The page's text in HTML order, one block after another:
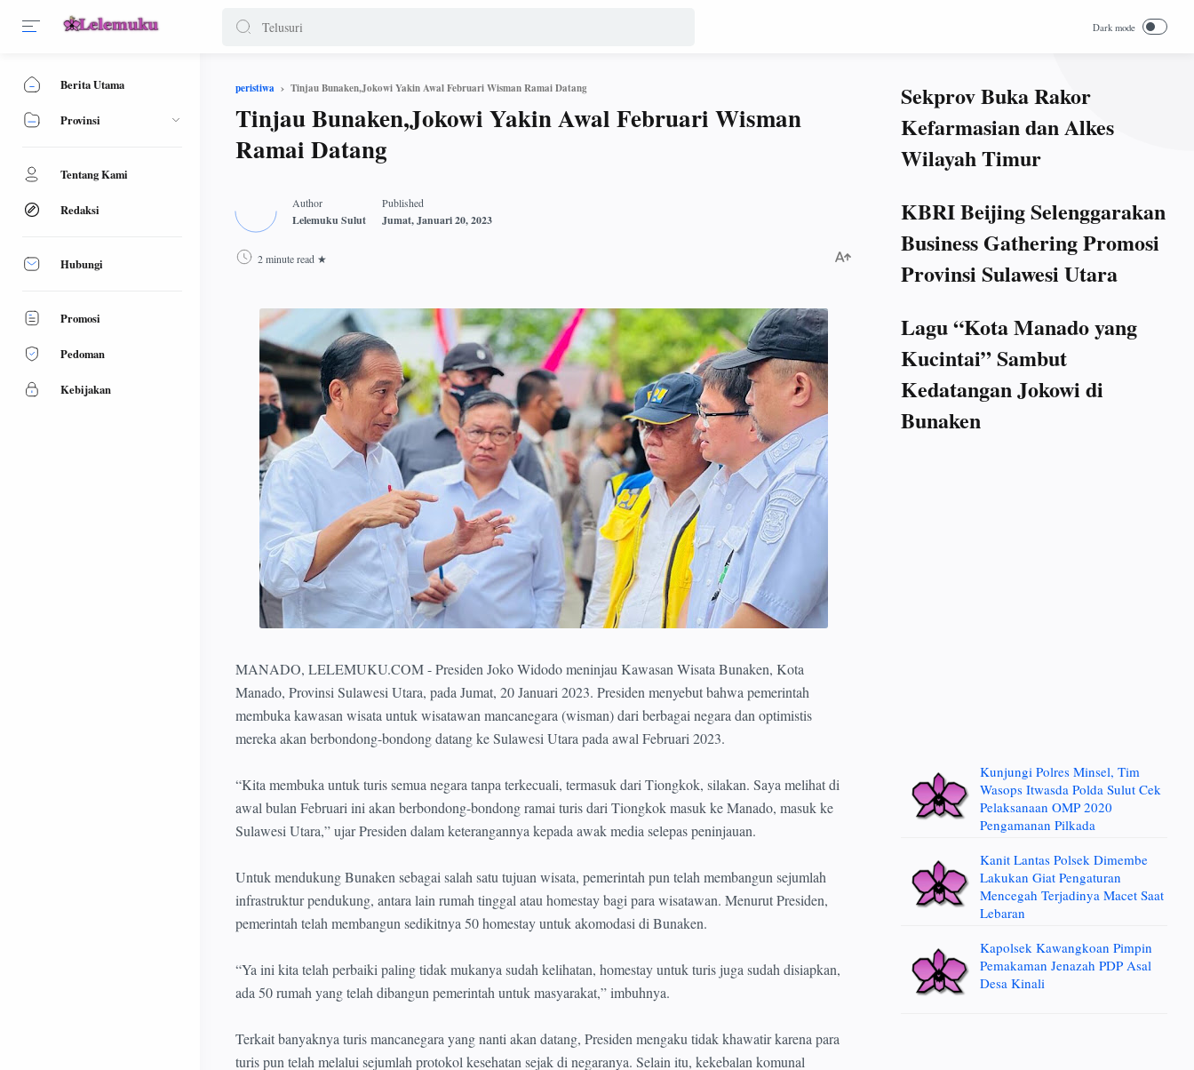
peristiwa Tinjau Bunaken,Jokowi Yakin Awal Februari Wisman Ramai Datang
Tinjau Bunaken,Jokowi Yakin Awal Februari Wisman
Ramai Datang
2 minute read
MANADO, LELEMUKU.COM - Presiden Joko Widodo meninjau Kawasan Wisata Bunaken, Kota
Manado, Provinsi Sulawesi Utara, pada Jumat, 20 Januari 2023. Presiden menyebut bahwa pemerintah
membuka kawasan wisata untuk wisatawan mancanegara (wisman) dari berbagai negara dan optimistis
mereka akan berbondong-bondong datang ke Sulawesi Utara pada awal Februari 2023.
“Kita membuka untuk turis semua negara tanpa terkecuali, termasuk dari Tiongkok, silakan. Saya melihat di
awal bulan Februari ini akan berbondong-bondong ramai turis dari Tiongkok masuk ke Manado, masuk ke
Sulawesi Utara,” ujar Presiden dalam keterangannya kepada awak media selepas peninjauan.
Untuk mendukung Bunaken sebagai salah satu tujuan wisata, pemerintah pun telah membangun sejumlah
infrastruktur pendukung, antara lain rumah tinggal atau homestay bagi para wisatawan. Menurut Presiden,
pemerintah telah membangun sedikitnya 50 homestay untuk akomodasi di Bunaken.
“Ya ini kita telah perbaiki paling tidak mukanya sudah kelihatan, homestay untuk turis juga sudah disiapkan,
ada 50 rumah yang telah dibangun pemerintah untuk masyarakat,” imbuhnya.
Terkait banyaknya turis mancanegara yang nanti akan datang, Presiden mengaku tidak khawatir karena para
turis pun telah melalui sejumlah protokol kesehatan sejak di negaranya. Selain itu, kekebalan komunal
Sekprov Buka Rakor
Kefarmasian dan Alkes
Wilayah Timur
KBRI Beijing Selenggarakan
Business Gathering Promosi
Provinsi Sulawesi Utara
Lagu “Kota Manado yang
Kucintai” Sambut
Kedatangan Jokowi di
Bunaken
Kunjungi Polres Minsel, Tim
Wasops Itwasda Polda Sulut Cek
Pelaksanaan OMP 2020
Pengamanan Pilkada
Kanit Lantas Polsek Dimembe
Lakukan Giat Pengaturan
Mencegah Terjadinya Macet Saat
Lebaran
Kapolsek Kawangkoan Pimpin
Pemakaman Jenazah PDP Asal
Desa Kinali
Berita Utama
Provinsi
Tentang Kami
Redaksi
Hubungi
Promosi
Pedoman
Kebijakan